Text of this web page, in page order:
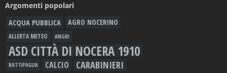
Argomenti popolari
ACQUA PUBBLICA AGRO NOCERINO
ALLERTA METEO ANGRI
ASD CITTÀ DI NOCERA 1910
BATTIPAGLIA CALCIO CARABINIERI